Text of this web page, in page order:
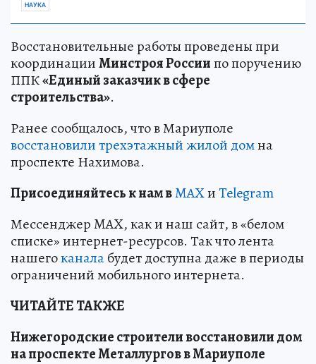
НАУКА
Восстановительные работы проведены при
координацииМинстроя Россиипо поручению
ППК«Единый заказчик в сфере
строительства».
Ранее сообщалось, что в Мариуполе
восстановили трехэтажный жилой домна
проспекте Нахимова.
Присоединяйтесь к нам вMAXиTelegram
Мессенджер MAX, как и наш сайт, в «белом
списке» интернет-ресурсов. Так что лента
нашегоканалабудет доступна даже в периоды
ограничений мобильного интернета.
ЧИТАЙТЕ ТАКЖЕ
Нижегородские строители восстановили дом
на проспекте Металлургов в Мариуполе